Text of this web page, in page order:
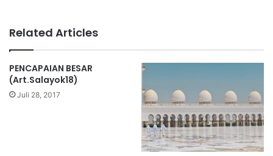
Related Articles
PENCAPAIAN BESAR
(Art.Salayok18)
Juli 28, 2017